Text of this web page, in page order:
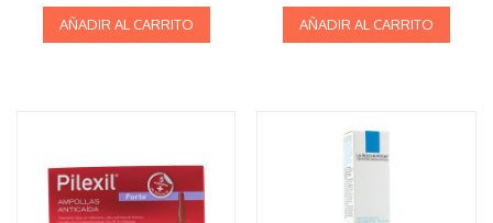
AÑADIR AL CARRITO AÑADIR AL CARRITO